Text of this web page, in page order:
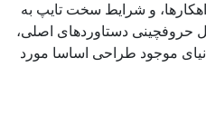
و شرایط سخت تایپ به
حروفچینی دستاوردهای اصلی،
موجود طراحی اساسا مورد